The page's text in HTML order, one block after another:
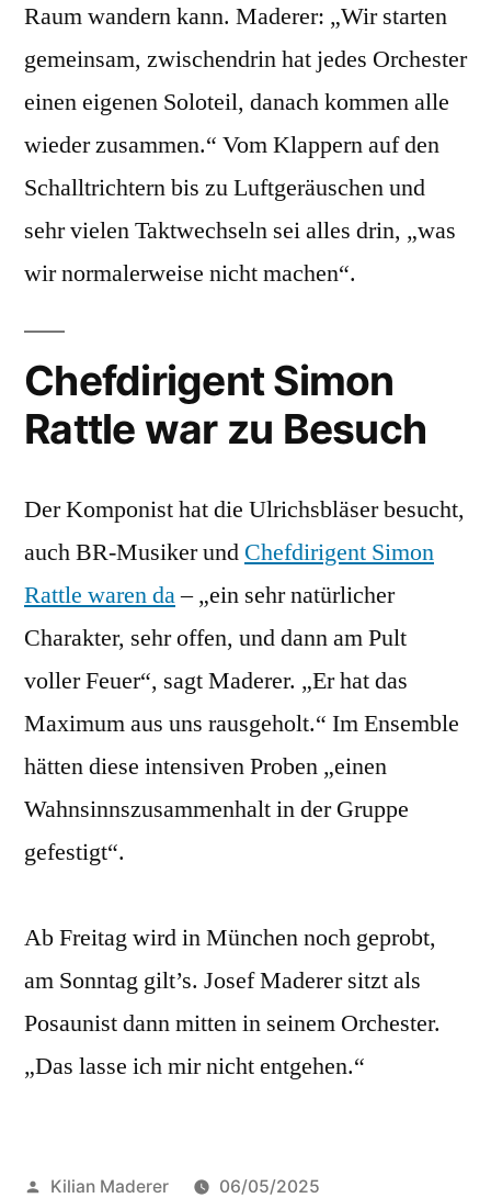
Raum wandern kann. Maderer: „Wir starten
gemeinsam, zwischendrin hat jedes Orchester
einen eigenen Soloteil, danach kommen alle
wieder zusammen.“ Vom Klappern auf den
Schalltrichtern bis zu Luftgeräuschen und
sehr vielen Taktwechseln sei alles drin, „was
wir normalerweise nicht machen“.
Chefdirigent Simon
Rattle war zu Besuch
Der Komponist hat die Ulrichsbläser besucht,
auch BR-Musiker und Chefdirigent Simon
Rattle waren da– „ein sehr natürlicher
Charakter, sehr offen, und dann am Pult
voller Feuer“, sagt Maderer. „Er hat das
Maximum aus uns rausgeholt.“ Im Ensemble
hätten diese intensiven Proben „einen
Wahnsinnszusammenhalt in der Gruppe
gefestigt“.
Ab Freitag wird in München noch geprobt,
am Sonntag gilt’s. Josef Maderer sitzt als
Posaunist dann mitten in seinem Orchester.
„Das lasse ich mir nicht entgehen.“
Veröffentlicht
Kilian Maderer
06/05/2025